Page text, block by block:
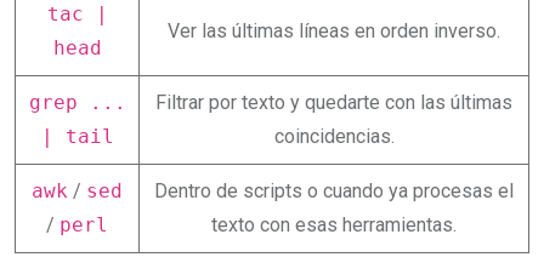
tac |
head
Ver las últimas líneas en orden inverso.
grep ...
| tail
Filtrar por texto y quedarte con las últimas
coincidencias.
awk / sed
/ perl
Dentro de scripts o cuando ya procesas el
texto con esas herramientas.